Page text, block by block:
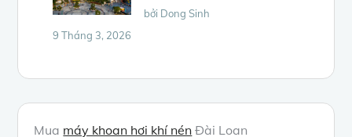
bởi Dong Sinh
9 Tháng 3, 2026
Mua máy khoan hơi khí nén Đài Loan